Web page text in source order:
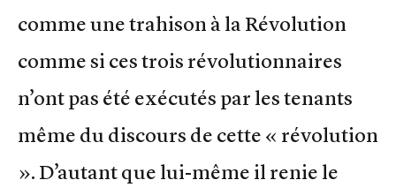
comme une trahison à la Révolution
comme si ces trois révolutionnaires
n’ont pas été exécutés par les tenants
même du discours de cette « révolution
». D’autant que lui-même il renie le